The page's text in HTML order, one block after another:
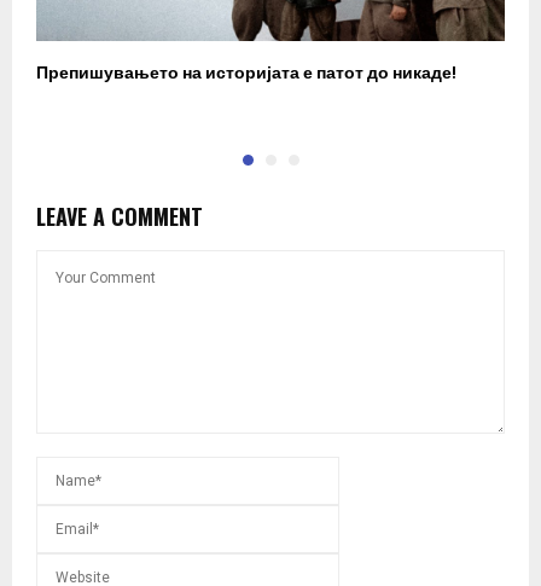
Препишувањето на историјата е патот до никаде!
LEAVE A COMMENT